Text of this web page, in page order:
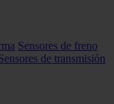
Sensores de freno
de transmisión